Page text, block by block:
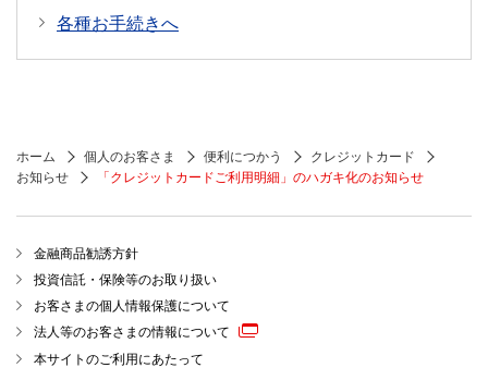
各種お手続きへ
ホーム 個人のお客さま 便利につかう
クレジットカード
お知らせ
「クレジットカードご利用明細」のハガキ化のお知らせ
金融商品勧誘方針
投資信託・保険等のお取り扱い
お客さまの個人情報保護について
法人等のお客さまの情報について
本サイトのご利用にあたって